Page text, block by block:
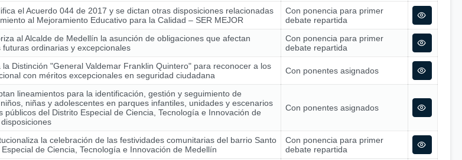
el Acuerdo 044 de 2017 y se dictan otras disposiciones relacionadas
al Mejoramiento Educativo para la Calidad – SER MEJOR
Con ponencia para primer
debate repartida
al Alcalde de Medellín la asunción de obligaciones que afectan
ordinarias y excepcionales
Con ponencia para primer
debate repartida
Distinción "General Valdemar Franklin Quintero" para reconocer a los
con méritos excepcionales en seguridad ciudadana
Con ponentes asignados
lineamientos para la identificación, gestión y seguimiento de
niñas y adolescentes en parques infantiles, unidades y escenarios
públicos del Distrito Especial de Ciencia, Tecnología e Innovación de
Con ponentes asignados
la celebración de las festividades comunitarias del barrio Santo
de Ciencia, Tecnología e Innovación de Medellín
Con ponencia para primer
debate repartida